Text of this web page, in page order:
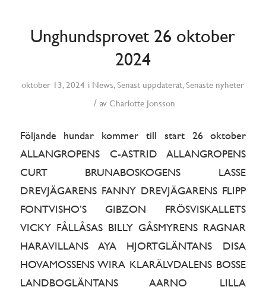
Unghundsprovet 26 oktober
2024
oktober 13, 2024 i News,Senast uppdaterat,Senaste nyheter
/ av Charlotte Jonsson
Följande hundar kommer till start 26 oktober
ALLANGROPENS C-ASTRID ALLANGROPENS
CURT BRUNABOSKOGENS LASSE
DREVJÄGARENS FANNY DREVJÄGARENS FLIPP
FONTVISHO’S GIBZON FRÖSVISKALLETS
VICKY FÅLLÅSAS BILLY GÅSMYRENS RAGNAR
HARAVILLANS AYA HJORTGLÄNTANS DISA
HOVAMOSSENS WIRA KLARÄLVDALENS BOSSE
LANDBOGLÄNTANS AARNO LILLA